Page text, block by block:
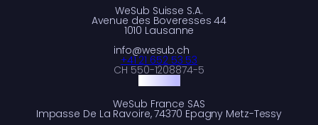
WeSub Suisse S.A.
Avenue des Boveresses 44
1010 Lausanne
info@wesub.ch
+41 21 652 53 53
CH 550-1208874-5
France
WeSub France SAS
Impasse De La Ravoire, 74370 Epagny Metz-Tessy